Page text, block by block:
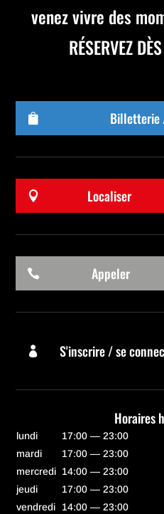
venez vivre des
RÉSERVEZ
 Billetterie
 Localiser
 Appeler
 S'inscrire / se
Horaires
lundi
17:00 — 23:00
mardi
17:00 — 23:00
mercredi 14:00 — 23:00
jeudi
17:00 — 23:00
vendredi
14:00 — 23:00